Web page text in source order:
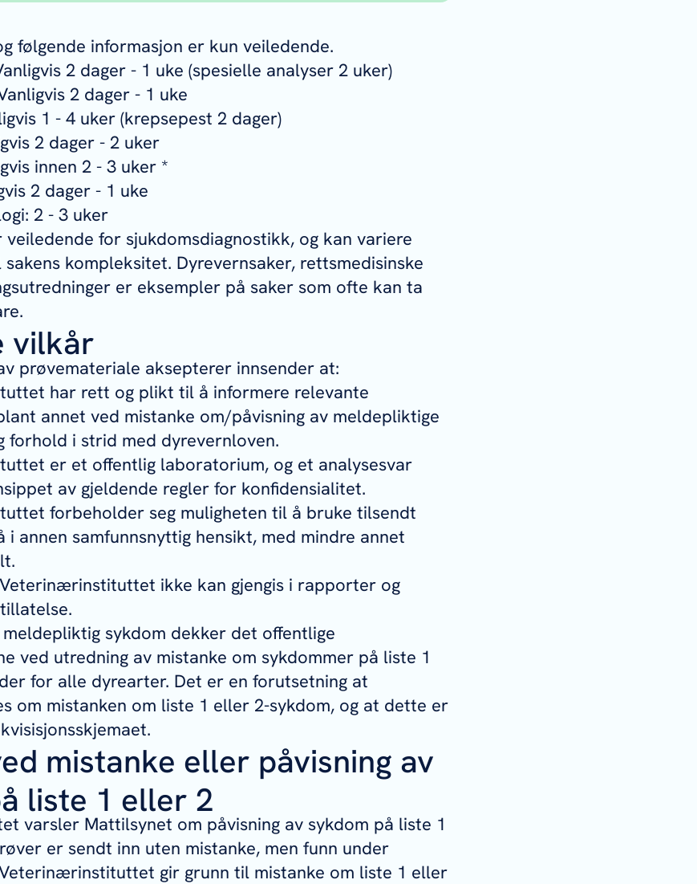
om innsendte prøver til Veterinærinstituttet
er betjent hverdager klokken 13–15.
bakteriologi: 48 86 67 81
91 65 72 17 (fra 1. mai til 31. oktober)
47 47 68 31
90 23 85 51
og molekylærbiologi: 46 85 76 95
23 21 60 00 (sentralbordet setter over til
veterinær i åpningstiden.)
91 55 98 05
følgende informasjon er kun veiledende.
2 dager - 1 uke (spesielle analyser 2 uker)
2 dager - 1 uke
1 - 4 uker (krepsepest 2 dager)
2 dager - 2 uker
innen 2 - 3 uker *
2 dager - 1 uke
2 - 3 uker
for sjukdomsdiagnostikk, og kan variere
kompleksitet. Dyrevernsaker, rettsmedisinske
er eksempler på saker som ofte kan ta
vilkår
prøvemateriale aksepterer innsender at:
har rett og plikt til å informere relevante
annet ved mistanke om/påvisning av meldepliktige
forhold i strid med dyrevernloven.
er et offentlig laboratorium, og et analysesvar
av gjeldende regler for konfidensialitet.
forbeholder seg muligheten til å bruke tilsendt
i annen samfunnsnyttig hensikt, med mindre annet
ikke kan gjengis i rapporter og
sykdom dekker det offentlige
ved utredning av mistanke om sykdommer på liste 1
for alle dyrearter. Det er en forutsetning at
om mistanken om liste 1 eller 2-sykdom, og at dette er
mistanke eller påvisning av
liste 1 eller 2
varsler Mattilsynet om påvisning av sykdom på liste 1
er sendt inn uten mistanke, men funn under
gir grunn til mistanke om liste 1 eller